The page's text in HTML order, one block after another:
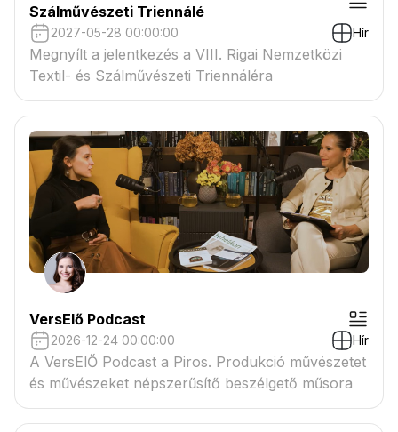
Szálművészeti Triennálé
2027-05-28 00:00:00 Hír
Megnyílt a jelentkezés a VIII. Rigai Nemzetközi
Textil- és Szálművészeti Triennáléra
VersElő Podcast
2026-12-24 00:00:00 Hír
A VersElŐ Podcast a Piros. Produkció művészetet
és művészeket népszerűsítő beszélgető műsora